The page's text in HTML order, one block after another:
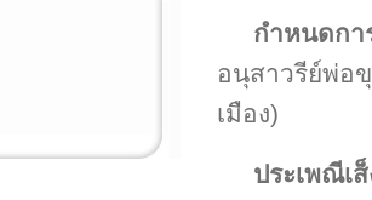
กำหนดกา
อนุสาวรีย์พ่อ
เมือง)
ประเพณีเ